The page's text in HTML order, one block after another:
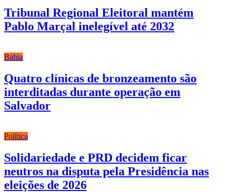
Tribunal Regional Eleitoral mantém
Pablo Marçal inelegível até 2032
Bahia
Quatro clínicas de bronzeamento são
interditadas durante operação em
Salvador
Política
Solidariedade e PRD decidem ficar
neutros na disputa pela Presidência nas
eleições de 2026